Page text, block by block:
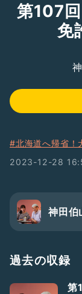
第107
免
#北海道へ帰省！
2023-12-28
神田伯
過去の収録
第